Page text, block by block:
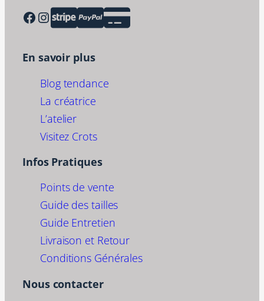
Facebook Instagram
En savoir plus
Blog tendance
La créatrice
L’atelier
Visitez Crots
Infos Pratiques
Points de vente
Guide des tailles
Guide Entretien
Livraison et Retour
Conditions Générales
Nous contacter